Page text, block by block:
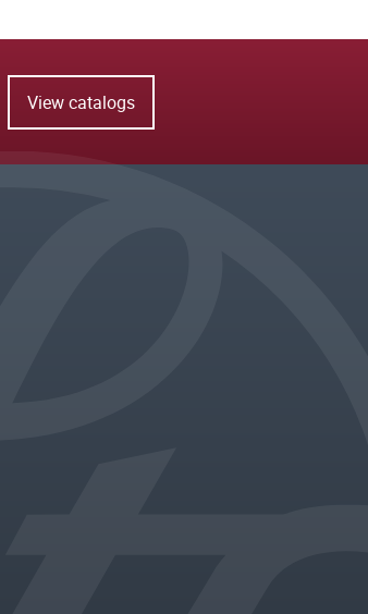
View catalogs